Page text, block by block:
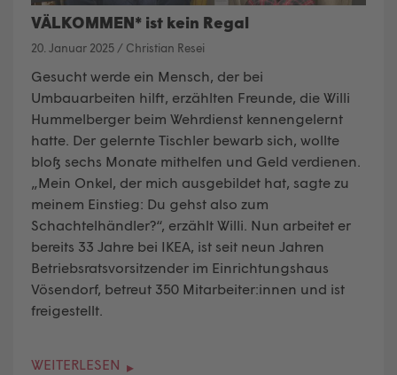
VÄLKOMMEN* ist kein Regal
20. Januar 2025 / Christian Resei
Gesucht werde ein Mensch, der bei
Umbauarbeiten hilft, erzählten Freunde, die Willi
Hummelberger beim Wehrdienst kennengelernt
hatte. Der gelernte Tischler bewarb sich, wollte
bloß sechs Monate mithelfen und Geld verdienen.
„Mein Onkel, der mich ausgebildet hat, sagte zu
meinem Einstieg: Du gehst also zum
Schachtelhändler?“, erzählt Willi. Nun arbeitet er
bereits 33 Jahre bei IKEA, ist seit neun Jahren
Betriebsratsvorsitzender im Einrichtungshaus
Vösendorf, betreut 350 Mitarbeiter:innen und ist
freigestellt.
WEITERLESEN